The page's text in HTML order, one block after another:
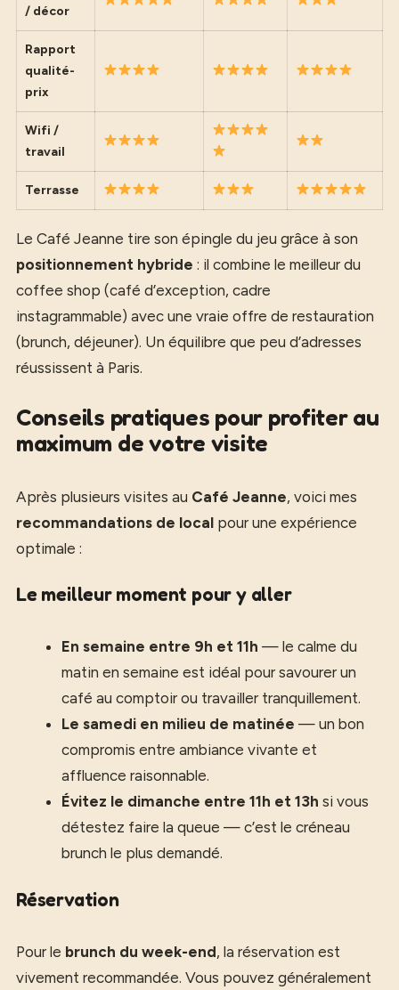
/ décor
Rapport
qualité-
prix
Wifi /
travail
Terrasse
Le Café Jeanne tire son épingle du jeu grâce à son
positionnement hybride : il combine le meilleur du
coffee shop (café d’exception, cadre
instagrammable) avec une vraie offre de restauration
(brunch, déjeuner). Un équilibre que peu d’adresses
réussissent à Paris.
Conseils pratiques pour profiter au
maximum de votre visite
Après plusieurs visites au Café Jeanne, voici mes
recommandations de local pour une expérience
optimale :
Le meilleur moment pour y aller
En semaine entre 9h et 11h — le calme du
matin en semaine est idéal pour savourer un
café au comptoir ou travailler tranquillement.
Le samedi en milieu de matinée — un bon
compromis entre ambiance vivante et
affluence raisonnable.
Évitez le dimanche entre 11h et 13h si vous
détestez faire la queue — c’est le créneau
brunch le plus demandé.
Réservation
Pour le brunch du week-end, la réservation est
vivement recommandée. Vous pouvez généralement